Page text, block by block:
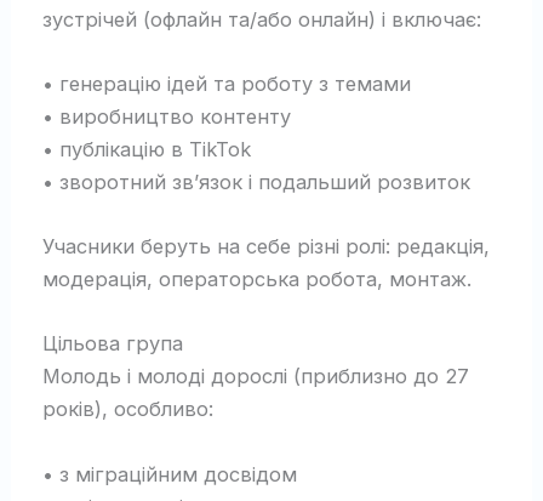
зустрічей (офлайн та/або онлайн) і включає:
• генерацію ідей та роботу з темами
• виробництво контенту
• публікацію в TikTok
• зворотний зв’язок і подальший розвиток
Учасники беруть на себе різні ролі: редакція,
модерація, операторська робота, монтаж.
Цільова група
Молодь і молоді дорослі (приблизно до 27
років), особливо:
• з міграційним досвідом